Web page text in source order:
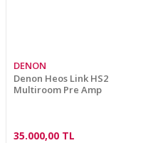
DENON
Denon Heos Link HS2
Multiroom Pre Amp
35.000,00 TL